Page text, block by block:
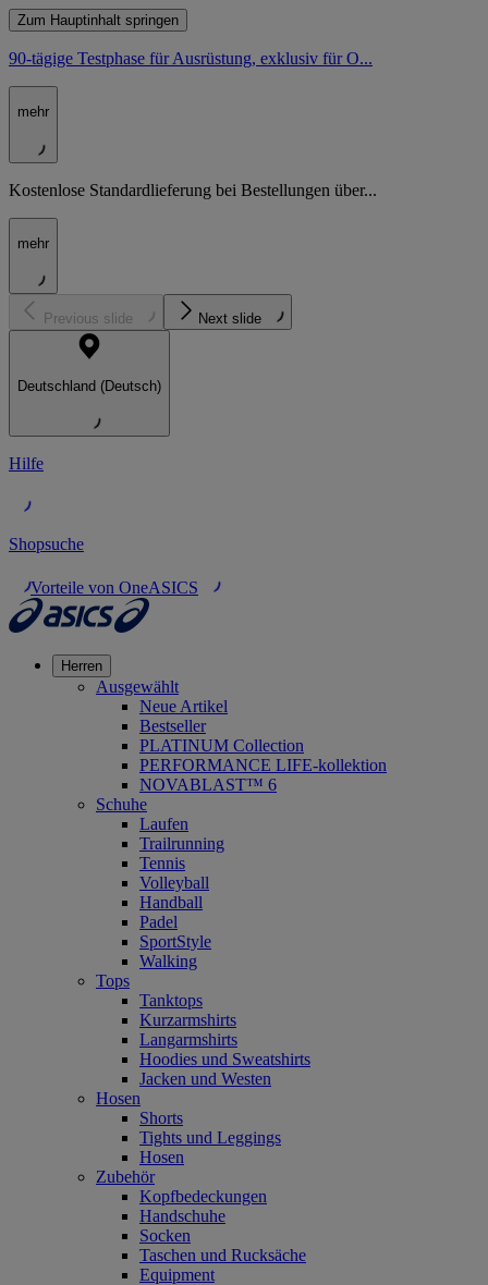
Zum Hauptinhalt springen
90-tägige Testphase für Ausrüstung, exklusiv für O...
mehr
Kostenlose Standardlieferung bei Bestellungen über...
mehr
Previous slide Next slide
Deutschland (Deutsch)
Hilfe
Shopsuche
Vorteile von OneASICS
Herren
Ausgewählt
Neue Artikel
Bestseller
PLATINUM Collection
PERFORMANCE LIFE-kollektion
NOVABLAST™ 6
Schuhe
Laufen
Trailrunning
Tennis
Volleyball
Handball
Padel
SportStyle
Walking
Tops
Tanktops
Kurzarmshirts
Langarmshirts
Hoodies und Sweatshirts
Jacken und Westen
Hosen
Shorts
Tights und Leggings
Hosen
Zubehör
Kopfbedeckungen
Handschuhe
Socken
Taschen und Rucksäche
Equipment